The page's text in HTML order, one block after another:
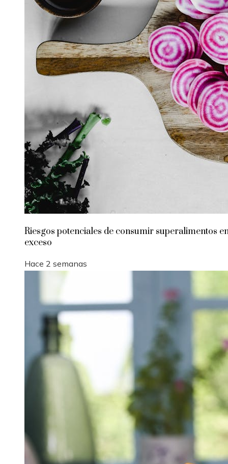
Riesgos potenciales de consumir superalimentos
exceso
Hace 2 semanas